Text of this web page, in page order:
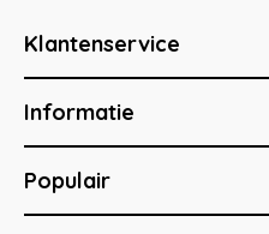
Klantenservice
Informatie
Populair